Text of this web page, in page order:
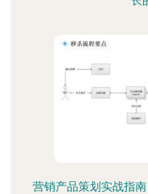
营销产品策划实战指